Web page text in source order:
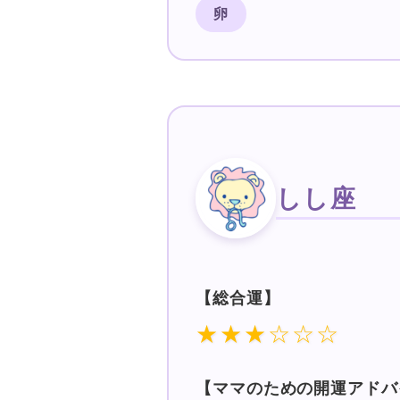
卵
しし座
【総合運】
★★★☆☆☆
【ママのための開運アド